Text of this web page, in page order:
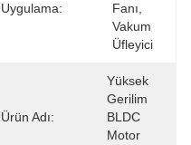
Uygulama:
Fanı,
Vakum
Üfleyici
Ürün Adı:
Yüksek
Gerilim
BLDC
Motor